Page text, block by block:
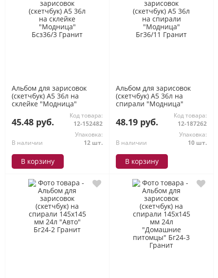
Альбом для зарисовок
(скетчбук) А5 36л на
склейке "Модница"
45.48 руб.
Код товара:
12-152482
В наличии
Упаковка:
12 шт.
В корзину
Альбом для зарисовок
(скетчбук) А5 36л на
спирали "Модница"
48.19 руб.
Код товара:
12-187262
В наличии
Упаковка:
10 шт.
В корзину